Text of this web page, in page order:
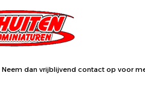
Neem dan vrijblijvend contact op voor